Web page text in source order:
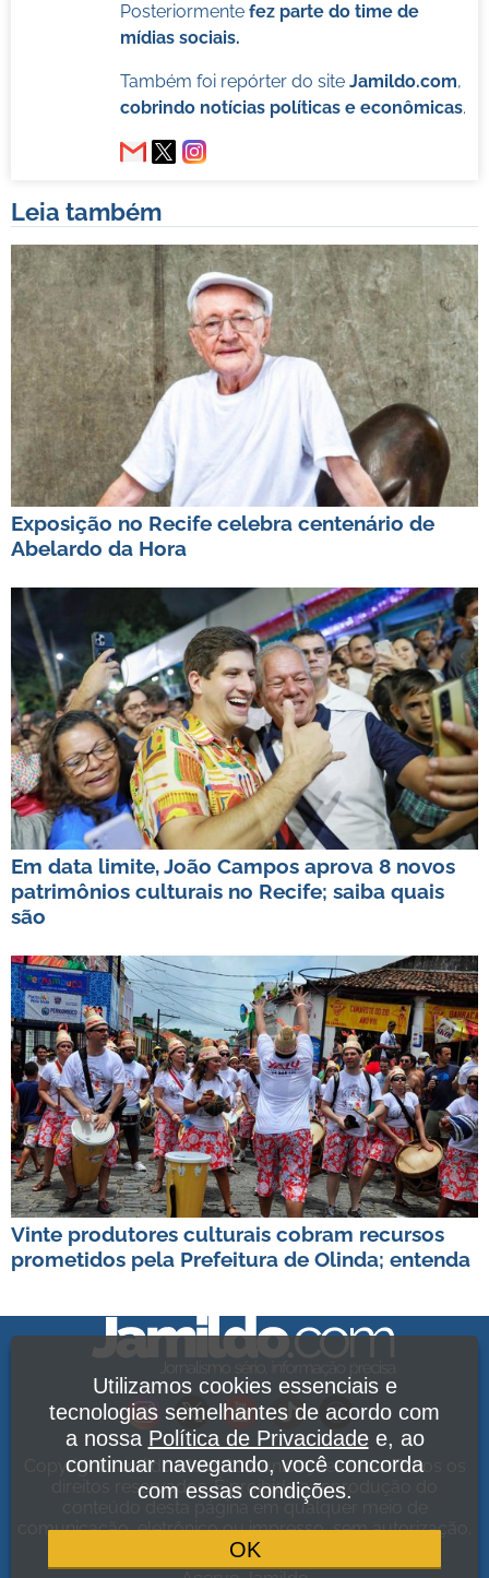
Posteriormente fez parte do time de
mídias sociais.
Também foi repórter do site Jamildo.com,
cobrindo notícias políticas e econômicas.
Leia também
Exposição no Recife celebra centenário de
Abelardo da Hora
Em data limite, João Campos aprova 8 novos
patrimônios culturais no Recife; saiba quais
são
Vinte produtores culturais cobram recursos
prometidos pela Prefeitura de Olinda; entenda
Copyright Jamildo Melo Comunicações Ltda. Todos os
direitos reservados. É proibida a reprodução do
conteúdo desta página em qualquer meio de
comunicação, eletrônico ou impresso, sem autorização.
Política de Privacidade
Utilizamos cookies essenciais e
tecnologias semelhantes de acordo com
a nossa Política de Privacidadee, ao
continuar navegando, você concorda
com essas condições.
OK